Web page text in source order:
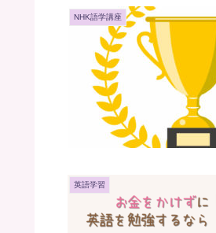
NHK語学講座
英語学習